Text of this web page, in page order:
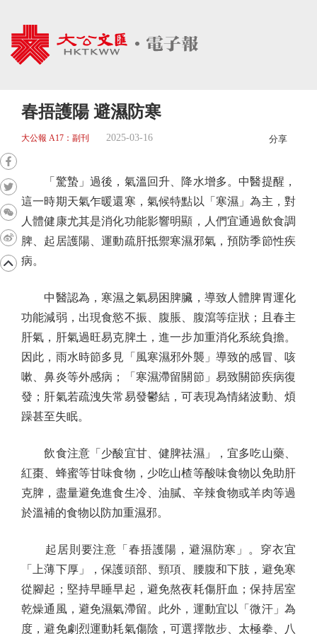
春捂護陽 避濕防寒
大公報 A17：副刊 2025-03-16 分享
「驚蟄」過後，氣溫回升、降水增多。中醫提醒，
這一時期天氣乍暖還寒，氣候特點以「寒濕」為主，對
人體健康尤其是消化功能影響明顯，人們宜通過飲食調
脾、起居護陽、運動疏肝抵禦寒濕邪氣，預防季節性疾
病。
中醫認為，寒濕之氣易困脾臟，導致人體脾胃運化
功能減弱，出現食慾不振、腹脹、腹瀉等症狀；且春主
肝氣，肝氣過旺易克脾土，進一步加重消化系統負擔。
因此，雨水時節多見「風寒濕邪外襲」導致的感冒、咳
嗽、鼻炎等外感病；「寒濕滯留關節」易致關節疾病復
發；肝氣若疏洩失常易發鬱結，可表現為情緒波動、煩
躁甚至失眠。
飲食注意「少酸宜甘、健脾祛濕」，宜多吃山藥、
紅棗、蜂蜜等甘味食物，少吃山楂等酸味食物以免助肝
克脾，盡量避免進食生冷、油膩、辛辣食物或羊肉等過
於溫補的食物以防加重濕邪。
起居則要注意「春捂護陽，避濕防寒」。穿衣宜
「上薄下厚」，保護頭部、頸項、腰腹和下肢，避免寒
從腳起；堅持早睡早起，避免熬夜耗傷肝血；保持居室
乾燥通風，避免濕氣滯留。此外，運動宜以「微汗」為
度，避免劇烈運動耗氣傷陰，可選擇散步、太極拳、八